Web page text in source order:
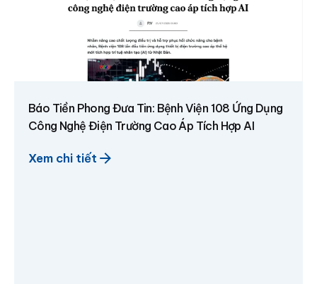
Báo Tiền Phong Đưa Tin: Bệnh Viện 108 Ứng Dụng
Công Nghệ Điện Trường Cao Áp Tích Hợp AI
Xem chi tiết